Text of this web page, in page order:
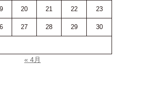
20 21 22 23
27 28 29 30
« 4月